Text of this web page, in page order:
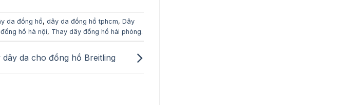
da đồng hồ, dây da đồng hồ tphcm, Dây
hồ hà nội, Thay dây đồng hồ hải phòng.
dây da cho đồng hồ Breitling